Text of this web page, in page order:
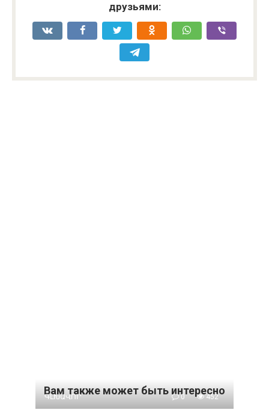
друзьями:
Вам также может быть интересно
ԳԼԽԱՎՈՐ 0 452